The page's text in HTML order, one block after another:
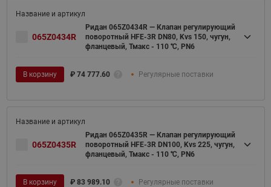
065Z0434R
Ридан 065Z0434R — Клапан регулирующий
поворотный HFE-3R DN80, Kvs 150, чугун,
фланцевый, Тмакс - 110 ℃, PN6
В корзину ₽ 74 777.60 Регулярные поставки
065Z0435R
Ридан 065Z0435R — Клапан регулирующий
поворотный HFE-3R DN100, Kvs 225, чугун,
фланцевый, Тмакс - 110 ℃, PN6
В корзину ₽ 83 989.10 Регулярные поставки